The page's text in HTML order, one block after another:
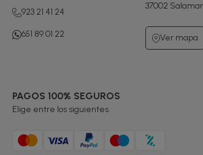
923 21 41 24
651 89 01 22
37002
Ver mapa
PAGOS 100% SEGUROS
Elige entre los siguientes